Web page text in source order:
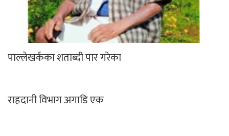
पाल्लेखर्कका शताब्दी पार गरेका
राहदानी विभाग अगाडि एक